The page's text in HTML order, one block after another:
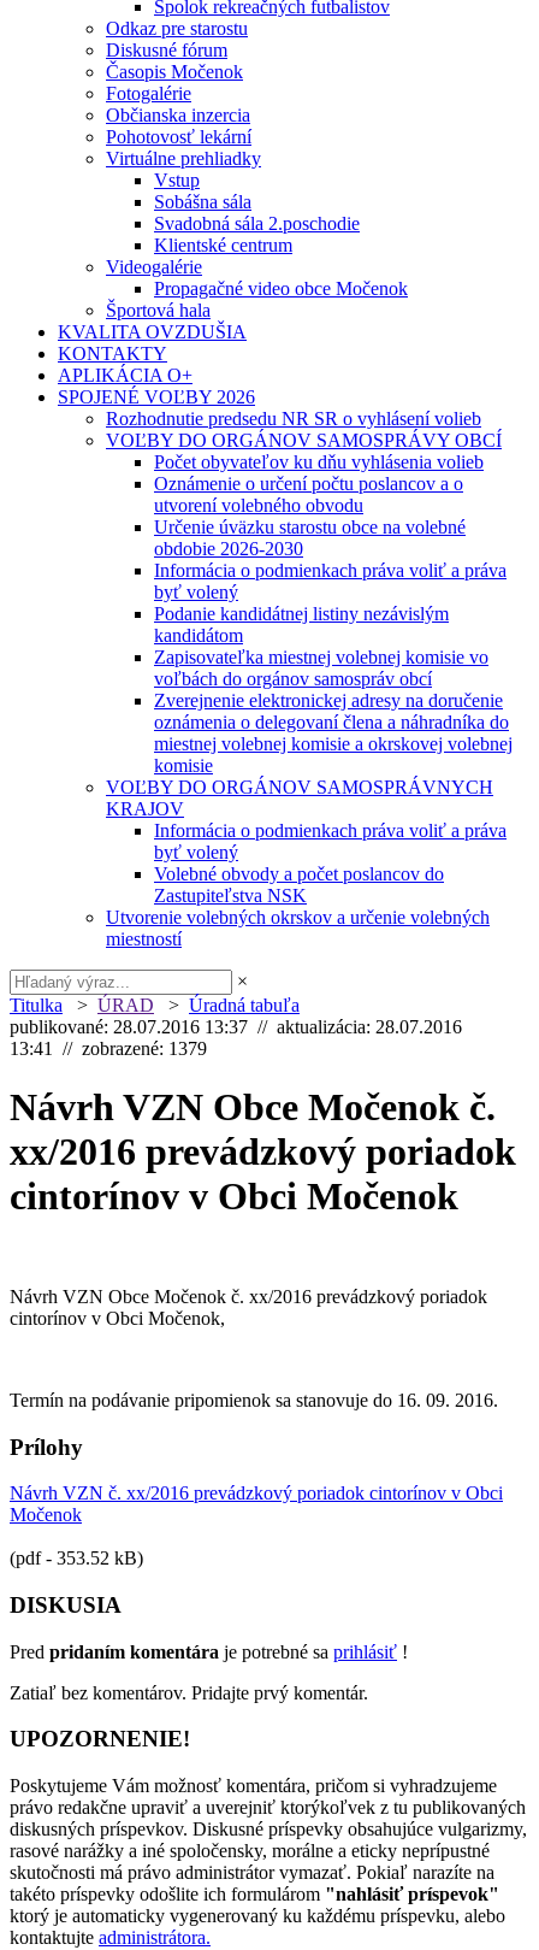
Spolok rekreačných futbalistov
Odkaz pre starostu
Diskusné fórum
Časopis Močenok
Fotogalérie
Občianska inzercia
Pohotovosť lekární
Virtuálne prehliadky
Vstup
Sobášna sála
Svadobná sála 2.poschodie
Klientské centrum
Videogalérie
Propagačné video obce Močenok
Športová hala
KVALITA OVZDUŠIA
KONTAKTY
APLIKÁCIA O+
SPOJENÉ VOĽBY 2026
Rozhodnutie predsedu NR SR o vyhlásení volieb
VOĽBY DO ORGÁNOV SAMOSPRÁVY OBCÍ
Počet obyvateľov ku dňu vyhlásenia volieb
Oznámenie o určení počtu poslancov a o
utvorení volebného obvodu
Určenie úväzku starostu obce na volebné
obdobie 2026-2030
Informácia o podmienkach práva voliť a práva
byť volený
Podanie kandidátnej listiny nezávislým
kandidátom
Zapisovateľka miestnej volebnej komisie vo
voľbách do orgánov samospráv obcí
Zverejnenie elektronickej adresy na doručenie
oznámenia o delegovaní člena a náhradníka do
miestnej volebnej komisie a okrskovej volebnej
komisie
VOĽBY DO ORGÁNOV SAMOSPRÁVNYCH
KRAJOV
Informácia o podmienkach práva voliť a práva
byť volený
Volebné obvody a počet poslancov do
Zastupiteľstva NSK
Utvorenie volebných okrskov a určenie volebných
miestností
×
Titulka > ÚRAD > Úradná tabuľa
publikované: 28.07.2016 13:37 // aktualizácia: 28.07.2016
13:41 // zobrazené: 1379
Návrh VZN Obce Močenok č.
xx/2016 prevádzkový poriadok
cintorínov v Obci Močenok
Návrh VZN Obce Močenok č. xx/2016 prevádzkový poriadok
cintorínov v Obci Močenok,
Termín na podávanie pripomienok sa stanovuje do 16. 09. 2016.
Prílohy
Návrh VZN č. xx/2016 prevádzkový poriadok cintorínov v Obci
Močenok
(pdf - 353.52 kB)
DISKUSIA
Pred pridaním komentára je potrebné sa prihlásiť !
Zatiaľ bez komentárov. Pridajte prvý komentár.
UPOZORNENIE!
Poskytujeme Vám možnosť komentára, pričom si vyhradzujeme
právo redakčne upraviť a uverejniť ktorýkoľvek z tu publikovaných
diskusných príspevkov. Diskusné príspevky obsahujúce vulgarizmy,
rasové narážky a iné spoločensky, morálne a eticky neprípustné
skutočnosti má právo administrátor vymazať. Pokiaľ narazíte na
takéto príspevky odošlite ich formulárom "nahlásiť príspevok"
ktorý je automaticky vygenerovaný ku každému príspevku, alebo
kontaktujte administrátora.